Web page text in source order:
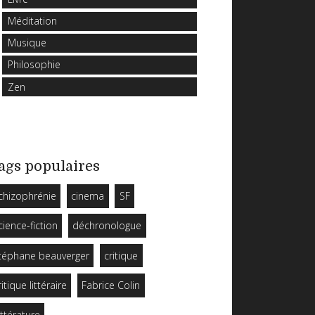
Méditation
Musique
Philosophie
Zen
populaires
cinema SF
fiction déchronologue
beauverger critique
littéraire Fabrice Colin